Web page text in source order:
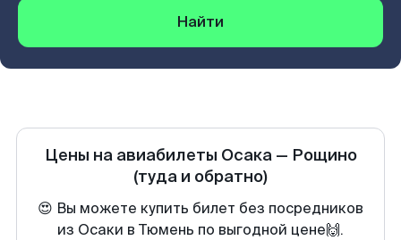
Найти
Цены на авиабилеты Осака— Рощино
(туда и обратно)
😍 Вы можете купить билет без посредников
из Осаки в Тюмень по выгодной цене🙌.